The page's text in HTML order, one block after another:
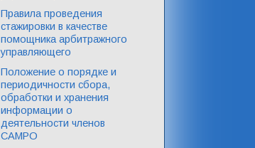
Правила проведения
стажировки в качестве
помощника арбитражного
управляющего
Положение о порядке и
периодичности сбора,
обработки и хранения
информации о
деятельности членов
САМРО